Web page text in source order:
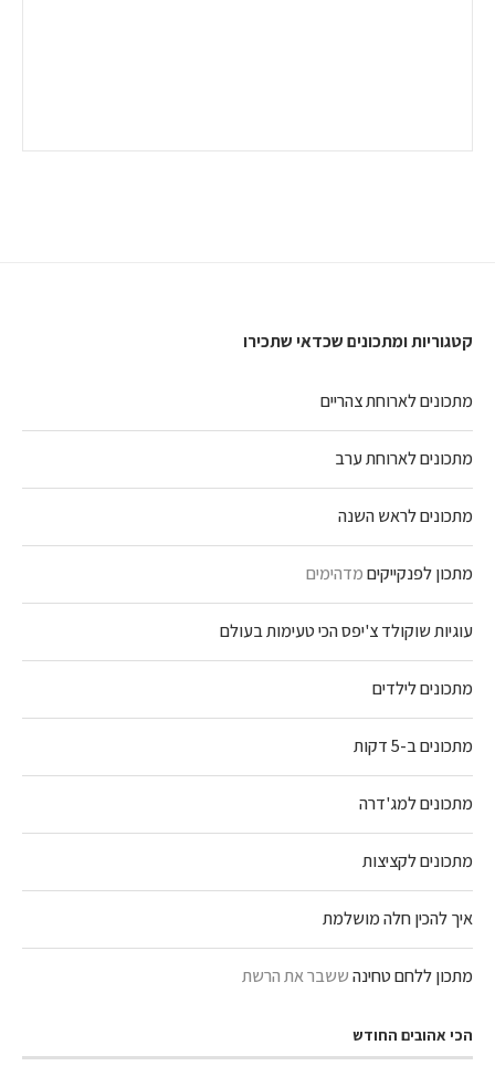
קטגוריות ומתכונים שכדאי שתכירו
מתכונים לארוחת צהריים
מתכונים לארוחת ערב
מתכונים לראש השנה
מתכון לפנקייקיםמדהימים
עוגיות שוקולד צ'יפס הכי טעימות בעולם
מתכונים לילדים
מתכונים ב-5 דקות
מתכונים למג'דרה
מתכונים לקציצות
איך להכין חלה מושלמת
מתכון ללחם טחינהששבר את הרשת
הכי אהובים החודש